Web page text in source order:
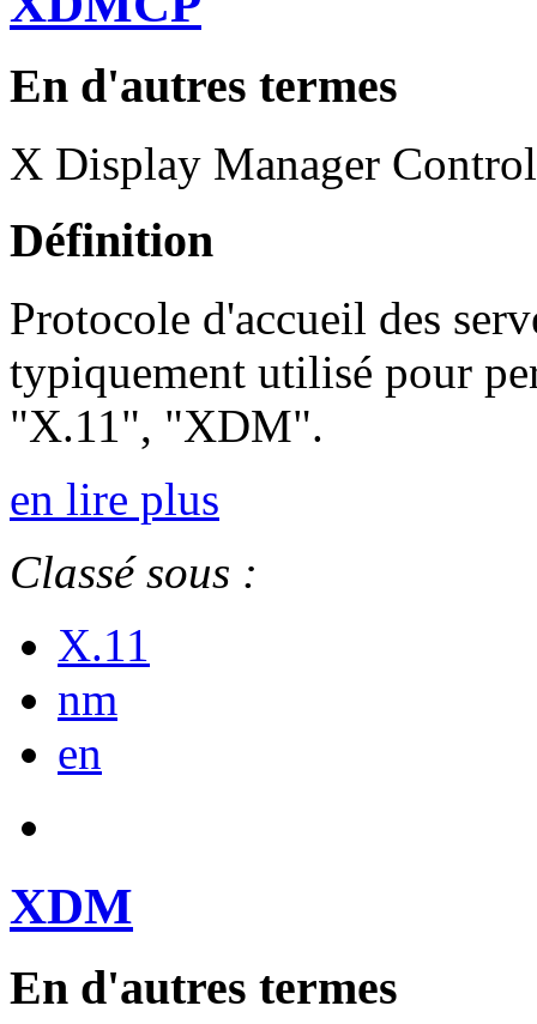
En d'autres termes
X Display Manager
Définition
Protocole d'accueil des
typiquement utilisé pour
"X.11", "XDM".
en lire plus
Classé sous :
X.11
nm
en
XDM
En d'autres termes